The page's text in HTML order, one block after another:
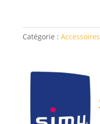
Catégorie : Accessoires